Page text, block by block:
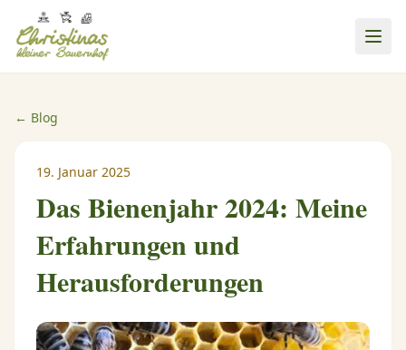
← Blog
19. Januar 2025
Das Bienenjahr 2024: Meine
Erfahrungen und
Herausforderungen